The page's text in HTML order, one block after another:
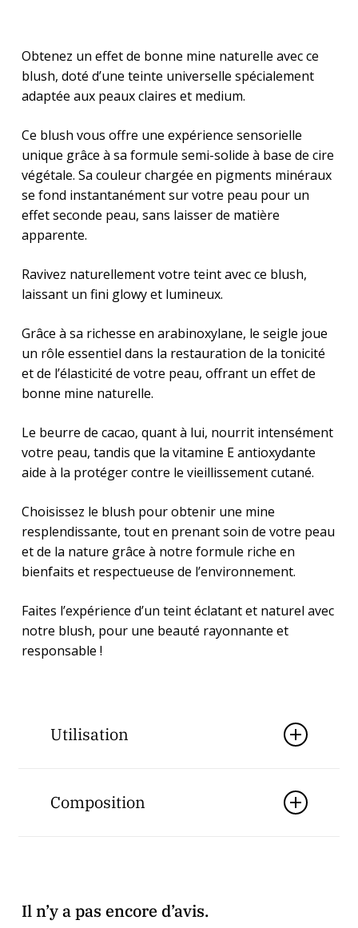
Obtenez un effet de bonne mine naturelle avec ce
blush, doté d’une teinte universelle spécialement
adaptée aux peaux claires et medium.
Ce blush vous offre une expérience sensorielle
unique grâce à sa formule semi-solide à base de cire
végétale. Sa couleur chargée en pigments minéraux
se fond instantanément sur votre peau pour un
effet seconde peau, sans laisser de matière
apparente.
Ravivez naturellement votre teint avec ce blush,
laissant un fini glowy et lumineux.
Grâce à sa richesse en arabinoxylane, le seigle joue
un rôle essentiel dans la restauration de la tonicité
et de l’élasticité de votre peau, offrant un effet de
bonne mine naturelle.
Le beurre de cacao, quant à lui, nourrit intensément
votre peau, tandis que la vitamine E antioxydante
aide à la protéger contre le vieillissement cutané.
Choisissez le blush pour obtenir une mine
resplendissante, tout en prenant soin de votre peau
et de la nature grâce à notre formule riche en
bienfaits et respectueuse de l’environnement.
Faites l’expérience d’un teint éclatant et naturel avec
notre blush, pour une beauté rayonnante et
responsable !
Utilisation
Composition
Copernicia Cerifera Cera*,
Il n’y a pas encore d’avis.